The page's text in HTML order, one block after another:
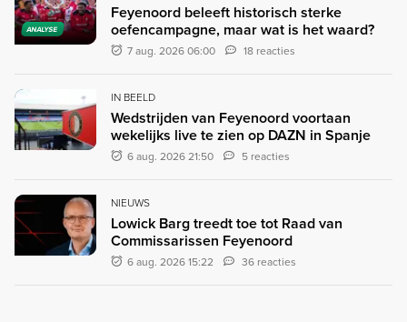
ANALYSE
Feyenoord beleeft historisch sterke
oefencampagne, maar wat is het waard?
7 aug. 2026 06:00 18 reacties
IN BEELD
Wedstrijden van Feyenoord voortaan
wekelijks live te zien op DAZN in Spanje
6 aug. 2026 21:50 5 reacties
NIEUWS
Lowick Barg treedt toe tot Raad van
Commissarissen Feyenoord
6 aug. 2026 15:22 36 reacties